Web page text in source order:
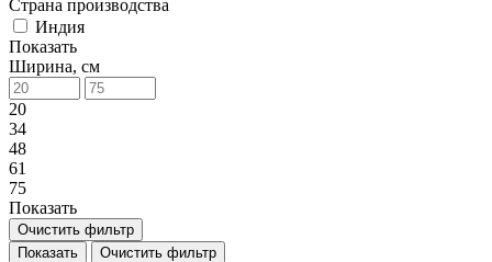
Страна производства
Индия
Показать
Ширина, см
20
34
48
61
75
Показать
Очистить фильтр
Показать
Очистить фильтр